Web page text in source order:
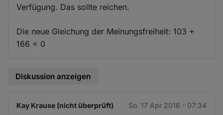
Verfügung. Das sollte reichen.
Die neue Gleichung der Meinungsfreiheit: 103 +
166 = 0
Diskussion anzeigen
Kay Krause (nicht überprüft) So. 17 Apr 2016 - 07:34